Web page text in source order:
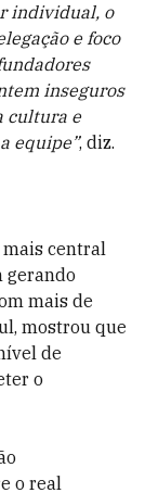
individual, o
e foco
inseguros
cultura e
equipe”, diz.
mais central
gerando
mais de
mostrou que
de
o
o real